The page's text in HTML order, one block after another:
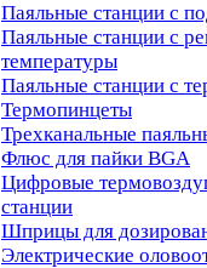
Паяльные станции с
Паяльные станции с
температуры
Паяльные станции с
Термопинцеты
Трехканальные
Флюс для пайки BGA
Цифровые
станции
Шприцы для
Электрические